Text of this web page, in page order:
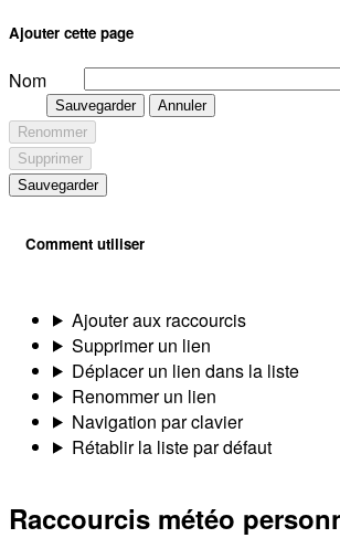
Ajouter cette page
Nom
Sauvegarder
Annuler
Renommer
Supprimer
Sauvegarder
Comment utiliser
Ajouter aux raccourcis
Supprimer un lien
Déplacer un lien dans la liste
Renommer un lien
Navigation par clavier
Rétablir la liste par défaut
Raccourcis météo